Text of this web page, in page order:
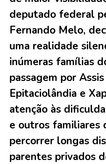
deputado federal
Fernando Melo,
uma realidade
inúmeras famílias
passagem por
Epitaciolândia e
atenção às
e outros familiares
percorrer longas
parentes privados